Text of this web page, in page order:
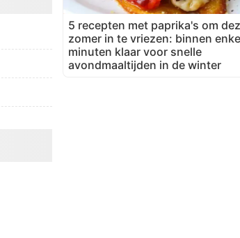
5 recepten met paprika's om
zomer in te vriezen: binnen
minuten klaar voor snelle
avondmaaltijden in de winter